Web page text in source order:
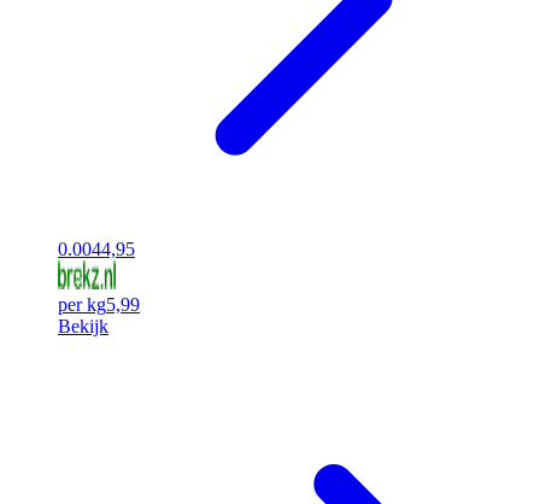
0.0044,95
per kg5,99
Bekijk